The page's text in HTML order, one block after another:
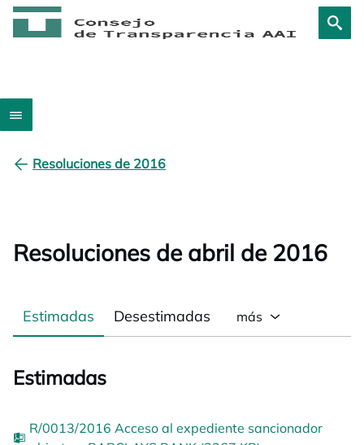
Resoluciones de 2016
Resoluciones de abril de 2016
Estimadas Desestimadas más
Estimadas
R/0013/2016 Acceso al expediente sancionador